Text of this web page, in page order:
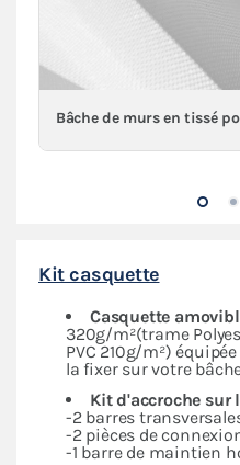
Bâche de murs en tissé
Kit casquette
Casquette
320g/m²(trame
PVC 210g/m²)
la fixer sur votre
Kit d'accroche sur
-2 barres
-2 pièces de
-1 barre de maintien